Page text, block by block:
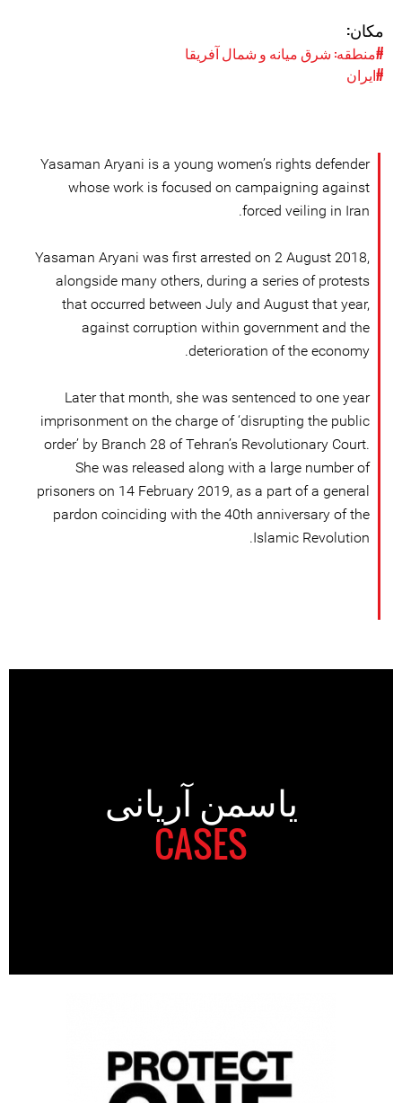
مکان:
#منطقه: شرق میانه و شمال آفریقا
#ایران
Yasaman Aryani is a young women’s rights defender
whose work is focused on campaigning against
forced veiling in Iran.
Yasaman Aryani was first arrested on 2 August 2018,
alongside many others, during a series of protests
that occurred between July and August that year,
against corruption within government and the
deterioration of the economy.
Later that month, she was sentenced to one year
imprisonment on the charge of ‘disrupting the public
order’ by Branch 28 of Tehran’s Revolutionary Court.
She was released along with a large number of
prisoners on 14 February 2019, as a part of a general
pardon coinciding with the 40th anniversary of the
Islamic Revolution.
یاسمن آریانی
CASES